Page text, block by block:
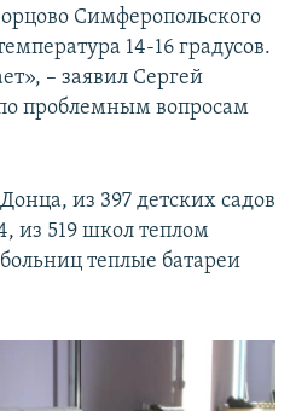
Симферопольского
14-16 градусов.
– заявил Сергей
проблемным вопросам
из 397 детских садов
из 519 школ теплом
теплые батареи